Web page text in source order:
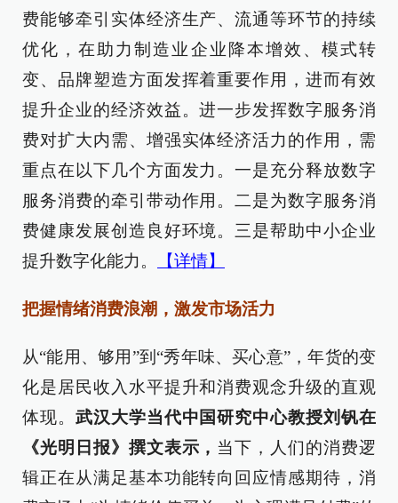
费能够牵引实体经济生产、流通等环节的持续
优化，在助力制造业企业降本增效、模式转
变、品牌塑造方面发挥着重要作用，进而有效
提升企业的经济效益。进一步发挥数字服务消
费对扩大内需、增强实体经济活力的作用，需
重点在以下几个方面发力。一是充分释放数字
服务消费的牵引带动作用。二是为数字服务消
费健康发展创造良好环境。三是帮助中小企业
提升数字化能力。
【详情】
把握情绪消费浪潮，激发市场活力
从“能用、够用”到“秀年味、买心意”，年货的变
化是居民收入水平提升和消费观念升级的直观
体现。 武汉大学当代中国研究中心教授刘钒在
《光明日报》撰文表示， 当下，人们的消费逻
辑正在从满足基本功能转向回应情感期待，消